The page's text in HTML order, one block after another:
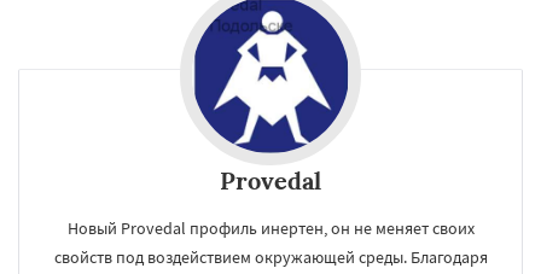
Provedal
Новый Provedal профиль инертен, он не меняет своих
свойств под воздействием окружающей среды. Благодаря